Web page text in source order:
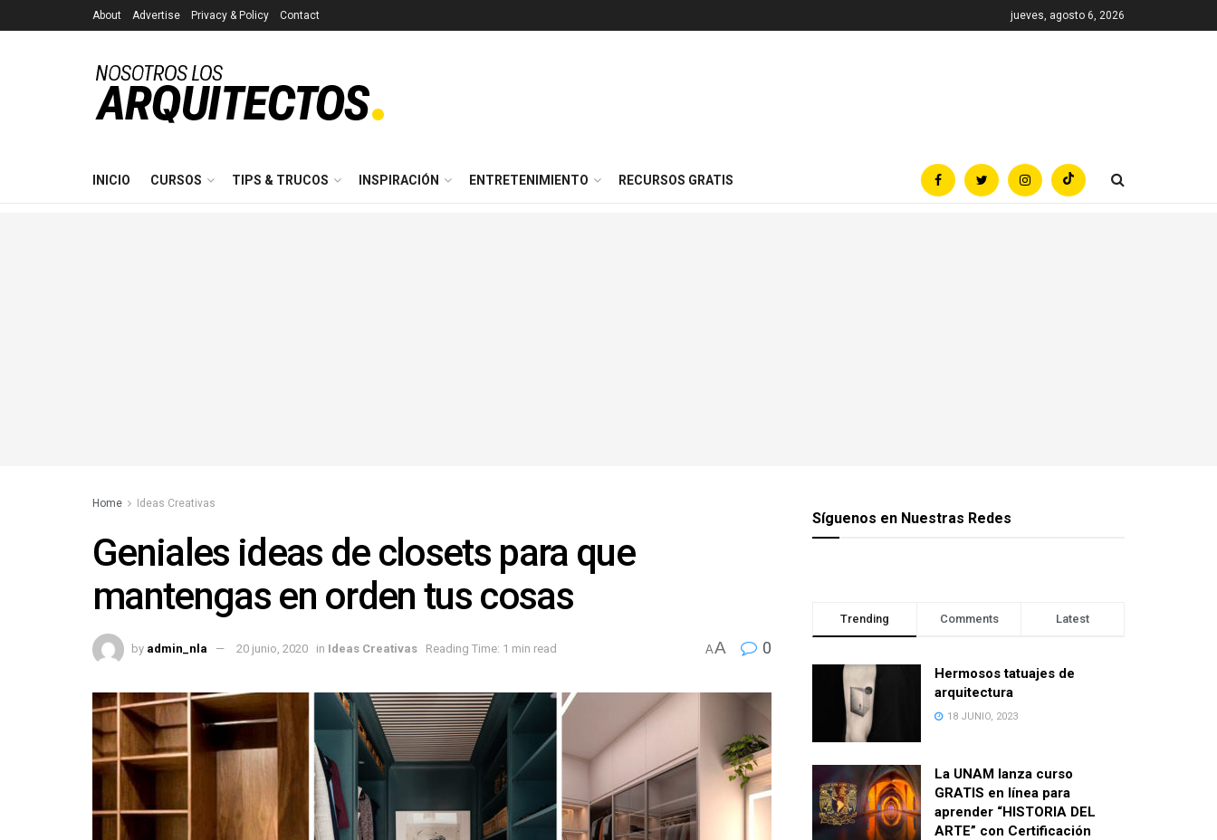
About Advertise Privacy & Policy Contact jueves, agosto 6, 2026
INICIO CURSOS TIPS & TRUCOS INSPIRACIÓN ENTRETENIMIENTO RECURSOS GRATIS
Home Ideas Creativas
Geniales ideas de closets para que
mantengas en orden tus cosas
by admin_nla 20 junio, 2020 in Ideas Creativas Reading Time: 1 min read AA 0
Síguenos en Nuestras Redes
Trending Comments Latest
Hermosos tatuajes de
arquitectura
18 JUNIO, 2023
La UNAM lanza curso
GRATIS en línea para
aprender “HISTORIA DEL
ARTE” con Certificación